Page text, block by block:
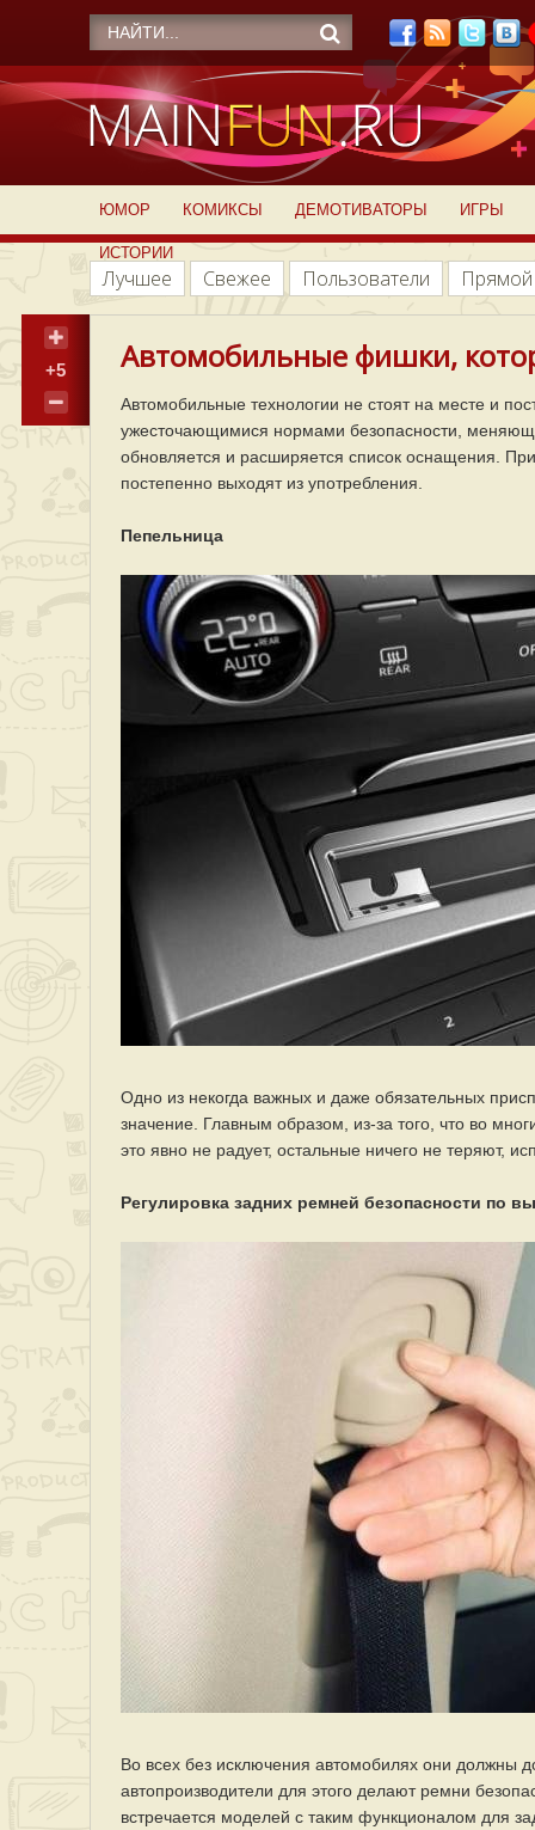
ЮМОР КОМИКСЫ ДЕМОТИВАТОРЫ ИГРЫ
ИСТОРИИ
Лучшее Свежее Пользователи
+5 Автомобильные фишки,
Автомобильные технологии не стоят на месте и
ужесточающимися нормами безопасности,
обновляется и расширяется список оснащения.
постепенно выходят из употребления.
Пепельница
Одно из некогда важных и даже обязательных
значение. Главным образом, из-за того, что во
это явно не радует, остальные ничего не теряют,
Регулировка задних ремней безопасности по
Во всех без исключения автомобилях они должны
автопроизводители для этого делают ремни
встречается моделей с таким функционалом для